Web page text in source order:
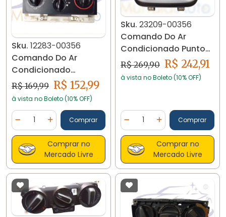
Sku. 12283-00356
Comando Do Ar
Condicionado
Peugeot 307 12283
R$ 169,99 R$ 152,99
à vista no Boleto (10% OFF)
Diminuir Quantidade
Quantidade
Adicionar Quantidade
Comprar
Comprar no
Mercado Livre
Sku. 23209-00356
Comando Do Ar
Condicionado Punto
2008 2010 2012. 23209
R$ 269,90 R$ 242,91
à vista no Boleto (10% OFF)
Diminuir Quantidade
Quantidade
AdicionarComprar
Comprar no
Mercado Livre